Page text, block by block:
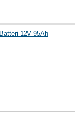
12V 95Ah